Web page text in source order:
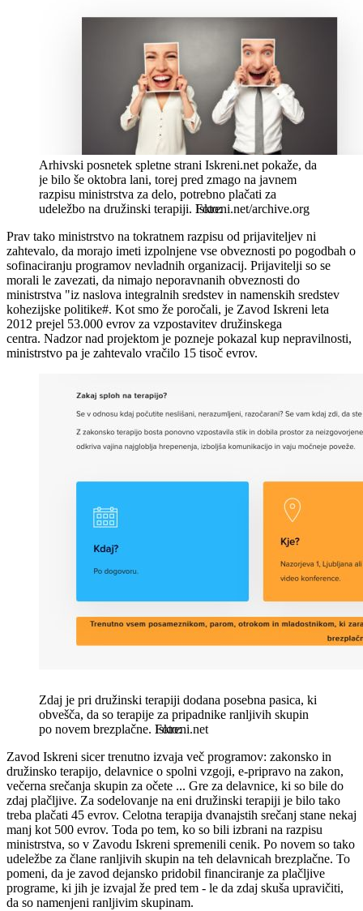
Arhivski posnetek spletne strani Iskreni.net pokaže, da
je bilo še oktobra lani, torej pred zmago na javnem
razpisu ministrstva za delo, potrebno plačati za
udeležbo na družinski terapiji. Iskreni.net/archive.org
Prav tako ministrstvo na tokratnem razpisu od prijaviteljev ni
zahtevalo, da morajo imeti izpolnjene vse obveznosti po pogodbah o
sofinaciranju programov nevladnih organizacij. Prijavitelji so se
morali le zavezati, da nimajo neporavnanih obveznosti do
ministrstva "iz naslova integralnih sredstev in namenskih sredstev
kohezijske politike#. Kot smo že poročali, je Zavod Iskreni leta
2012 prejel 53.000 evrov za vzpostavitev družinskega
centra. Nadzor nad projektom je pozneje pokazal kup nepravilnosti,
ministrstvo pa je zahtevalo vračilo 15 tisoč evrov.
Zdaj je pri družinski terapiji dodana posebna pasica, ki
obvešča, da so terapije za pripadnike ranljivih skupin
po novem brezplačne. Iskreni.net
Zavod Iskreni sicer trenutno izvaja več programov: zakonsko in
družinsko terapijo, delavnice o spolni vzgoji, e-pripravo na zakon,
večerna srečanja skupin za očete ... Gre za delavnice, ki so bile do
zdaj plačljive. Za sodelovanje na eni družinski terapiji je bilo tako
treba plačati 45 evrov. Celotna terapija dvanajstih srečanj stane nekaj
manj kot 500 evrov. Toda po tem, ko so bili izbrani na razpisu
ministrstva, so v Zavodu Iskreni spremenili cenik. Po novem so tako
udeležbe za člane ranljivih skupin na teh delavnicah brezplačne. To
pomeni, da je zavod dejansko pridobil financiranje za plačljive
programe, ki jih je izvajal že pred tem - le da zdaj skuša upravičiti,
da so namenjeni ranljivim skupinam.